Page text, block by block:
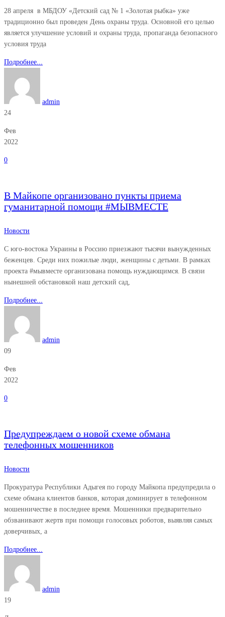
28 апреля в МБДОУ «Детский сад № 1 «Золотая рыбка» уже
традиционно был проведен День охраны труда. Основной его целью
является улучшение условий и охраны труда, пропаганда безопасного
условия труда
Подробнее...
admin
24
Фев
2022
0
В Майкопе организовано пункты приема
гуманитарной помощи #МЫВМЕСТЕ
Новости
С юго-востока Украины в Россию приезжают тысячи вынужденных
беженцев. Среди них пожилые люди, женщины с детьми. В рамках
проекта #мывместе организована помощь нуждающимся. В связи
нынешней обстановкой наш детский сад,
Подробнее...
admin
09
Фев
2022
0
Предупреждаем о новой схеме обмана
телефонных мошенников
Новости
Прокуратура Республики Адыгея по городу Майкопа предупредила о
схеме обмана клиентов банков, которая доминирует в телефонном
мошенничестве в последнее время. Мошенники предварительно
обзванивают жертв при помощи голосовых роботов, выявляя самых
доверчивых, а
Подробнее...
admin
19